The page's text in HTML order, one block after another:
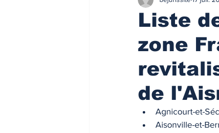
Prix de l'immobilier
Liste
zone
de
Agnicourt-et-
Aisonville-et-